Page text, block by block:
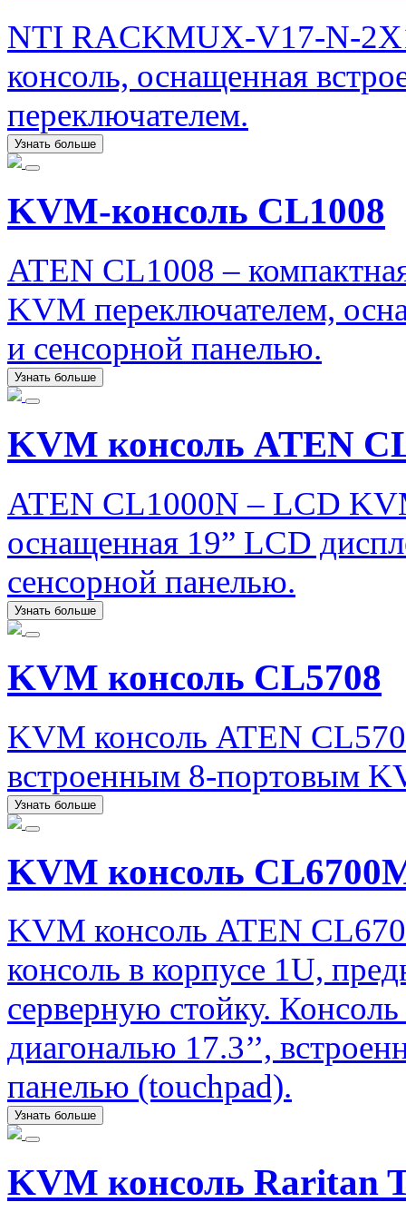
NTI RACKMUX-V17-N-
консоль, оснащенная
переключателем.
Узнать больше
KVM-консоль CL1008
ATEN CL1008 –
KVM переключателем,
и сенсорной панелью.
Узнать больше
KVM консоль ATEN
ATEN CL1000N – LCD
оснащенная 19” LCD
сенсорной панелью.
Узнать больше
KVM консоль CL5708
KVM консоль ATEN
встроенным 8-портовым
Узнать больше
KVM консоль
KVM консоль ATEN
консоль в корпусе 1U,
серверную стойку.
диагональю 17.3’’,
панелью (touchpad).
Узнать больше
KVM консоль Raritan